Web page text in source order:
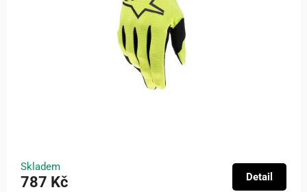
Skladem
787 Kč Detail